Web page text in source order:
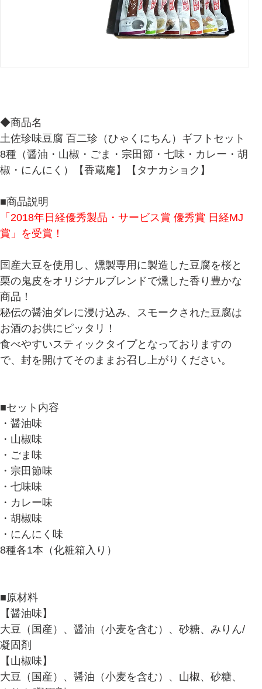
◆商品名
土佐珍味豆腐 百二珍（ひゃくにちん）ギフトセット
8種（醤油・山椒・ごま・宗田節・七味・カレー・胡
椒・にんにく）【香蔵庵】【タナカショク】
■商品説明
「2018年日経優秀製品・サービス賞 優秀賞 日経MJ
賞」を受賞！
国産大豆を使用し、燻製専用に製造した豆腐を桜と
栗の鬼皮をオリジナルブレンドで燻した香り豊かな
商品！
秘伝の醤油ダレに浸け込み、スモークされた豆腐は
お酒のお供にピッタリ！
食べやすいスティックタイプとなっておりますの
で、封を開けてそのままお召し上がりください。
■セット内容
・醤油味
・山椒味
・ごま味
・宗田節味
・七味味
・カレー味
・胡椒味
・にんにく味
8種各1本（化粧箱入り）
■原材料
【醤油味】
大豆（国産）、醤油（小麦を含む）、砂糖、みりん/
凝固剤
【山椒味】
大豆（国産）、醤油（小麦を含む）、山椒、砂糖、